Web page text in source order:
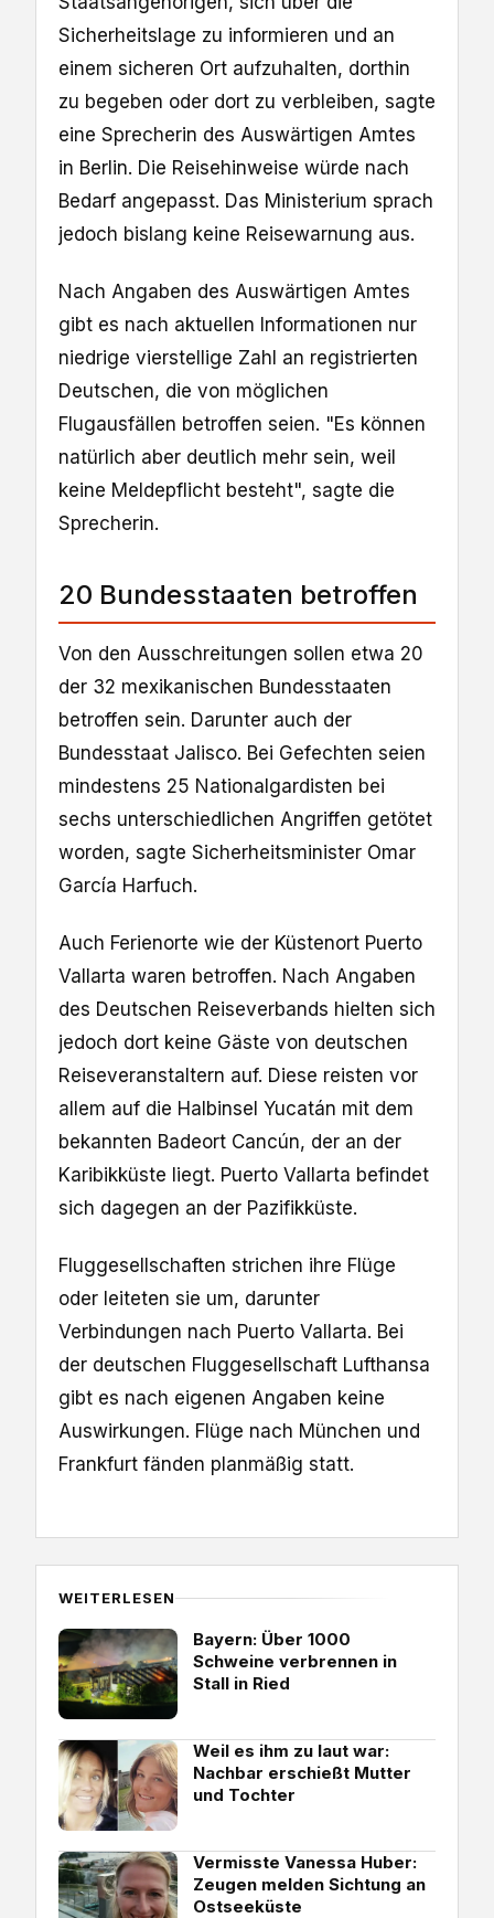
Sicherheitslage zu informieren und an
einem sicheren Ort aufzuhalten, dorthin
zu begeben ​oder dort zu verbleiben, sagte
eine Sprecherin des Auswärtigen Amtes
in Berlin. Die Reisehinweise würde nach
Bedarf angepasst. Das Ministerium sprach
jedoch bislang keine Reisewarnung aus.
Nach Angaben des Auswärtigen Amtes
gibt es nach aktuellen Informationen nur
niedrige vierstellige Zahl an registrierten
Deutschen, die von ​möglichen
Flugausfällen betroffen seien. "Es können
natürlich aber deutlich mehr sein, weil
keine Meldepflicht besteht", sagte die
Sprecherin.
20 Bundesstaaten betroffen
Von den Ausschreitungen sollen etwa 20
der 32 mexikanischen Bundesstaaten
betroffen sein. Darunter auch der
Bundesstaat Jalisco. Bei Gefechten seien
mindestens 25 Nationalgardisten bei
sechs unterschiedlichen Angriffen getötet
worden, sagte Sicherheitsminister Omar
García Harfuch.
Auch Ferienorte wie der Küstenort Puerto
Vallarta waren betroffen. Nach Angaben
des Deutschen Reiseverbands hielten sich
jedoch dort keine Gäste von deutschen
Reiseveranstaltern auf. Diese reisten vor
allem auf die Halbinsel Yucatán mit dem
bekannten Badeort Cancún, der an der
Karibikküste liegt. Puerto Vallarta befindet
sich dagegen an der Pazifikküste.
Fluggesellschaften strichen ihre Flüge
oder leiteten sie um, darunter
Verbindungen nach Puerto Vallarta. Bei
der deutschen Fluggesellschaft Lufthansa
gibt es nach eigenen Angaben keine
Auswirkungen. Flüge nach München und
Frankfurt fänden planmäßig statt.
WEITERLESEN
Bayern: Über 1000
Schweine verbrennen in
Stall in Ried
Weil es ihm zu laut war:
Nachbar erschießt Mutter
und Tochter
Vermisste Vanessa Huber:
Zeugen melden Sichtung an
Ostseeküste